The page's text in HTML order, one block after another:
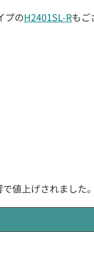
プのH2401SL-Rもご
値上げされました。